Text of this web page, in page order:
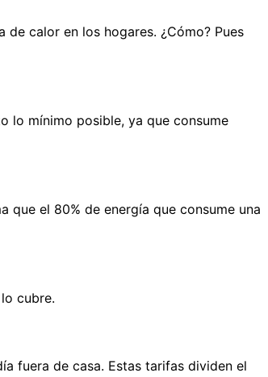
calor en los hogares. ¿Cómo? Pues
lo mínimo posible, ya que consume
el 80% de energía que consume una
cubre.
fuera de casa. Estas tarifas dividen el